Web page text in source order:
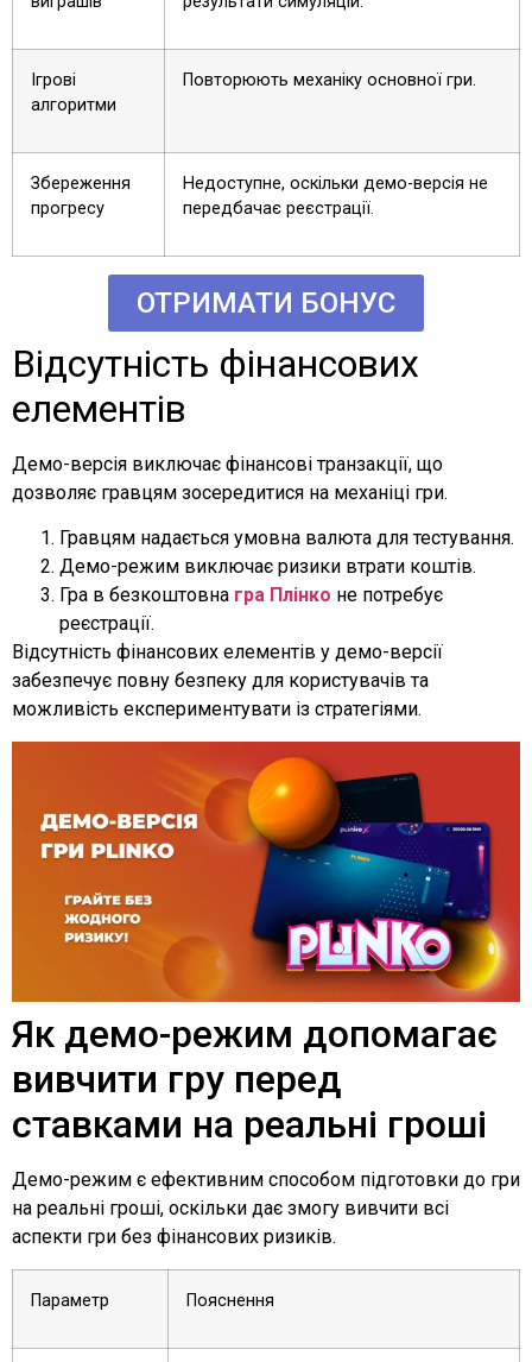
Ігрові
алгоритми
Повторюють механіку основної гри.
Збереження
прогресу
Недоступне, оскільки демо-версія не
передбачає реєстрації.
ОТРИМАТИ БОНУС
Відсутність фінансових
елементів
Демо-версія виключає фінансові транзакції, що
дозволяє гравцям зосередитися на механіці гри.
Гравцям надається умовна валюта для тестування.
Демо-режим виключає ризики втрати коштів.
Гра в безкоштовна гра Плінко не потребує
реєстрації.
Відсутність фінансових елементів у демо-версії
забезпечує повну безпеку для користувачів та
можливість експериментувати із стратегіями.
Як демо-режим допомагає
вивчити гру перед
ставками на реальні гроші
Демо-режим є ефективним способом підготовки до гри
на реальні гроші, оскільки дає змогу вивчити всі
аспекти гри без фінансових ризиків.
Параметр Пояснення